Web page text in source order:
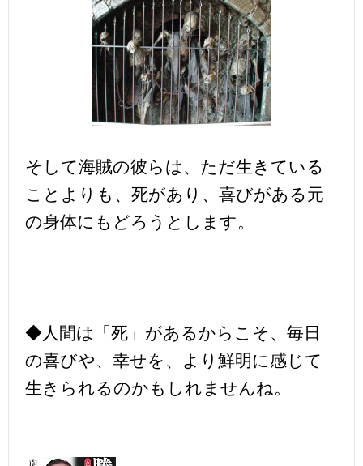
そして海賊の彼らは、ただ生きている
ことよりも、死があり、喜びがある元
の身体にもどろうとします。
◆人間は「死」があるからこそ、毎日
の喜びや、幸せを、より鮮明に感じて
生きられるのかもしれませんね。